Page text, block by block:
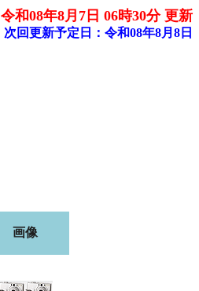
令和08年8月7日 06時30分 更新
次回更新予定日：令和08年8月8日
画像